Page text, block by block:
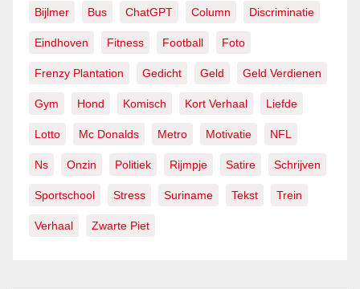
Bijlmer Bus ChatGPT Column Discriminatie
Eindhoven Fitness Football Foto
Frenzy Plantation Gedicht Geld Geld Verdienen
Gym Hond Komisch Kort Verhaal Liefde
Lotto Mc Donalds Metro Motivatie NFL
Ns Onzin Politiek Rijmpje Satire Schrijven
Sportschool Stress Suriname Tekst Trein
Verhaal Zwarte Piet